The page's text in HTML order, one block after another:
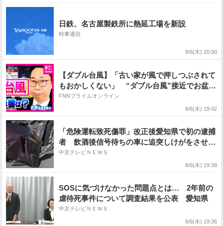
日鉄、名古屋製鉄所に熱延工場を新設
時事通信
8/6(木) 20:00
【ダブル台風】「古い家が風で押しつぶされて
もおかしくない」 “ダブル台風”接近でお盆休
みに影響か 北日本・東日本は注意を 沖縄は
7〜8日「最大瞬間風速55メートル」予想 台風
FNNプライムオンライン
8/6(木) 19:42
「危険運転致死傷罪」改正後愛知県で初の逮捕
者 飲酒後信号待ちの車に追突しけがをさせた
疑い 愛知・西警察署
中京テレビＮＥＷＳ
8/6(木) 19:38
SOSに気づけなかった問題点とは… 2年前の
虐待死事件について調査結果を公表 愛知県
中京テレビＮＥＷＳ
8/6(木) 19:36